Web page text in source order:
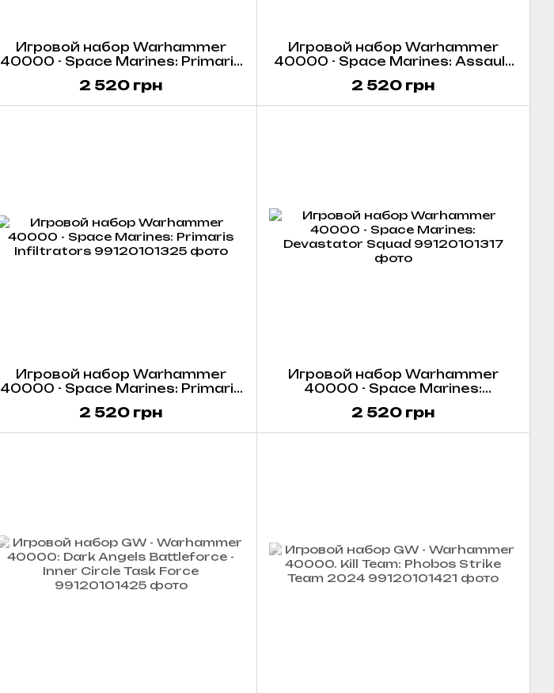
Игровой набор Warhammer
40000 - Space Marines: Primaris
2 520 грн
Игровой набор Warhammer
40000 - Space Marines: Assault
2 520 грн
Игровой набор Warhammer
40000 - Space Marines: Primaris
2 520 грн
Игровой набор Warhammer
40000 - Space Marines:
2 520 грн